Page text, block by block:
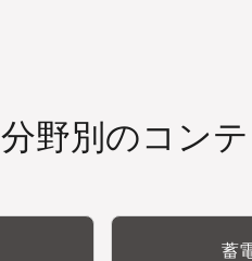
分野別のコン
蓄